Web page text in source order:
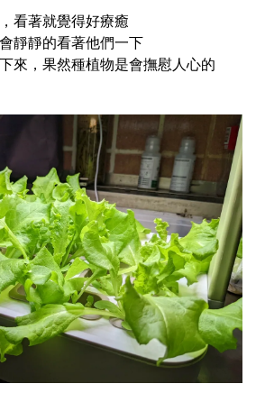
看著就覺得好療癒
靜靜的看著他們一下
來，果然種植物是會撫慰人心的